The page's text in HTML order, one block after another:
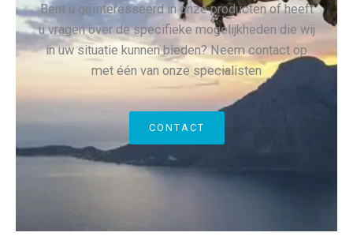
Bent u geïnteresseerd in onze producten of heeft
u vragen over de specifieke mogelijkheden die wij
in uw situatie kunnen bieden? Neem contact op
met één van onze specialisten
CONTACT